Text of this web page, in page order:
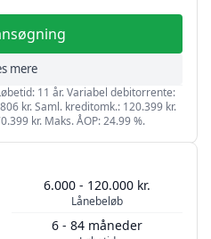
mere
11 år. Variabel debitorrente:
kr. Saml. kreditomk.: 120.399 kr.
kr. Maks. ÅOP: 24.99 %.
Lånebeløb
6.000 - 120.000 kr.
6 - 84 måneder